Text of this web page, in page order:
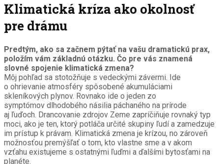
Klimatická kríza ako okolnosť
pre drámu
Predtým, ako sa začnem pýtať na vašu dramatickú prax,
položím vám základnú otázku. Čo pre vás znamená
slovné spojenie klimatická zmena?
Môj pohľad sa stotožňuje s vedeckými závermi. Ide
o ohrievanie atmosféry spôsobené akumuláciami
skleníkových plynov. Rovnako ide o jeden zo
symptómov dlhodobého násilia páchaného na prírode
aj ľuďoch. Drancovanie zdrojov Zeme zapríčiňuje rovnaký typ
moci, ako je ten, ktorý potláča určité skupiny ľudí a zamedzuje
im prístup k právam. Klimatická zmena je krízou, no zároveň
možnosťou premýšľať o tom, kto vlastne sme a v akom
vzťahu existujeme s ostatnými ľuďmi a ďalšími bytosťami na
planéte.